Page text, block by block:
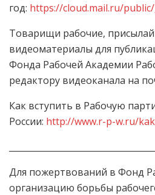
год: https://cloud.mail.ru/
Товарищи рабочие,
видеоматериалы для
Фонда Рабочей Академии
редактору видеоканала на
Как вступить в Рабочую
России: http://www.r-p-w.ru/
Для пожертвований в Фонд
организацию борьбы